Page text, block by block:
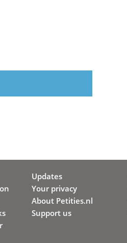
Updates
Your privacy
About Petities.nl
Support us